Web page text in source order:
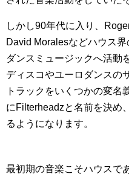
しかし90年代に入り、
David Moralesなどハウス
ダンスミュージックへ活動
ディスコやユーロダンスの
トラックをいくつかの変名
にFilterheadzと名前を決め
るようになります。
最初期の音楽こそハウスで